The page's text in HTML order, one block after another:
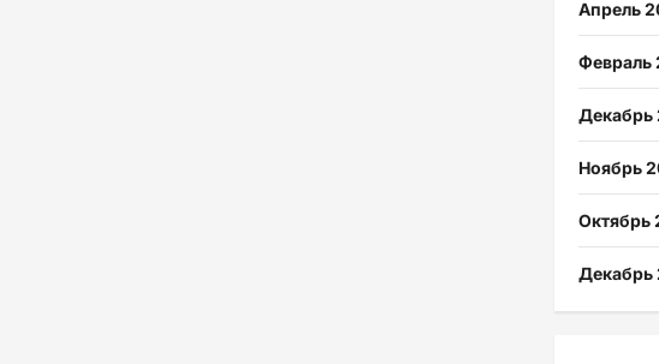
Апрель
Февраль
Декабрь
Ноябрь
Октябрь
Декабрь